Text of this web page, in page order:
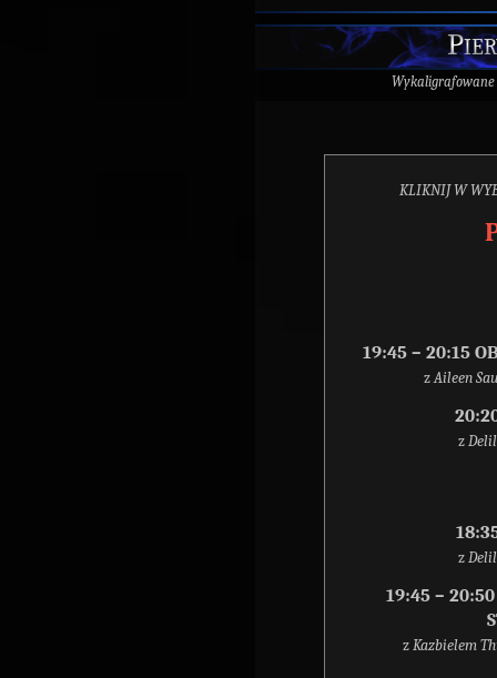
KLIKNIJ W
19:45 – 20:15
zAileen
z
z
19:45 –
z Kazbielem